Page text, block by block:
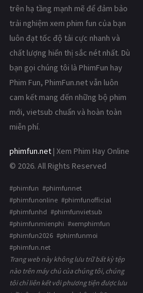
trên hạ tầng mạnh mẽ để đảm bảo
trải nghiệm xem phim fun của bạn
luôn đạt tốc độ tải cực nhanh và
chất lượng hiển thị sắc nét nhất. Dù
bạn gọi chúng tôi là PhimFun hay
Phim Fun, PhimFun.net vẫn luôn
cam kết mang đến những bộ phim
mới, vietsub chuẩn và hoàn toàn
miễn phí.
phimfun.net | Xem Phim Hay Online
© 2026. All Rights Reserved
#phimfun #phimfunnet
#phimfunonline #phimfunofficial
#phimfunhd #phimfunvietsub
#phimfunmienphi #xemphimfun
#phimfun2026 #phimfunmoi
#phimfun.net
Trang web này không lưu trữ bất kỳ tệp
nào trên máy chủ của chúng tôi, chúng
tôi chỉ liên kết với phương tiện được lưu